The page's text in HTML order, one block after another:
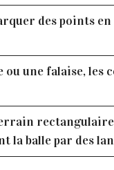
des points
une falaise, les
la balle par des